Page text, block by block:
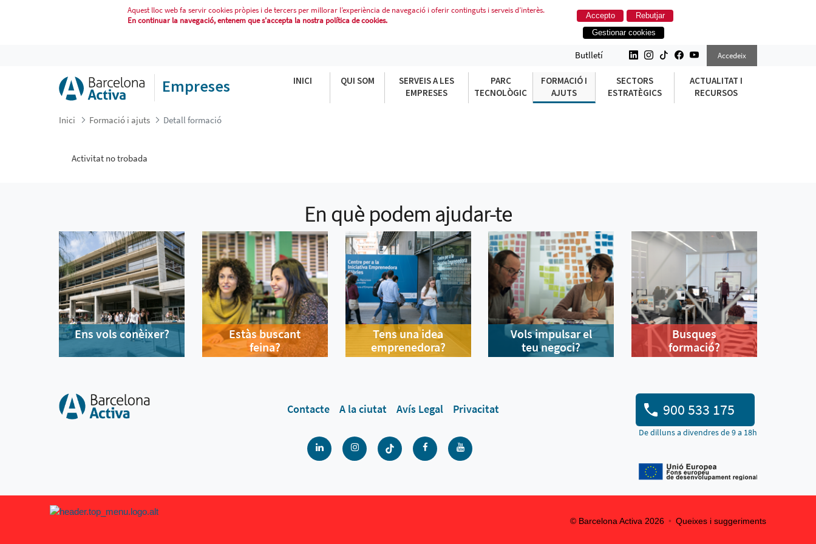
Aquest lloc web fa servir cookies pròpies i de tercers per millorar l’experiència de navegació i oferir continguts i serveis d’interès.
En continuar la navegació, entenem que s'accepta la nostra política de cookies.
Accepto
Rebutjar
Gestionar cookies
Butlletí Accedeix
Empreses INICI QUI SOM
SERVEIS A LES
EMPRESES
PARC
TECNOLÒGIC
FORMACIÓ I
AJUTS
SECTORS
ESTRATÈGICS
ACTUALITAT I
RECURSOS
Inici Formació i ajuts Detall formació
Activitat no trobada
En què podem ajudar-te
Ens vols conèixer?
Estàs buscant
feina?
Tens una idea
emprenedora?
Vols impulsar el
teu negoci?
Busques
formació?
Contacte A la ciutat Avís Legal Privacitat 900 533 175
De dilluns a divendres de 9 a 18h
© Barcelona Activa 2026 Queixes i suggeriments